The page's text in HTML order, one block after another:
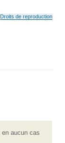
Droits de reproduction
aucun cas